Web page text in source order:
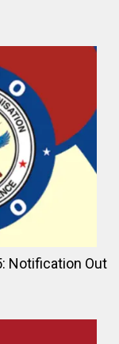
Notification Out